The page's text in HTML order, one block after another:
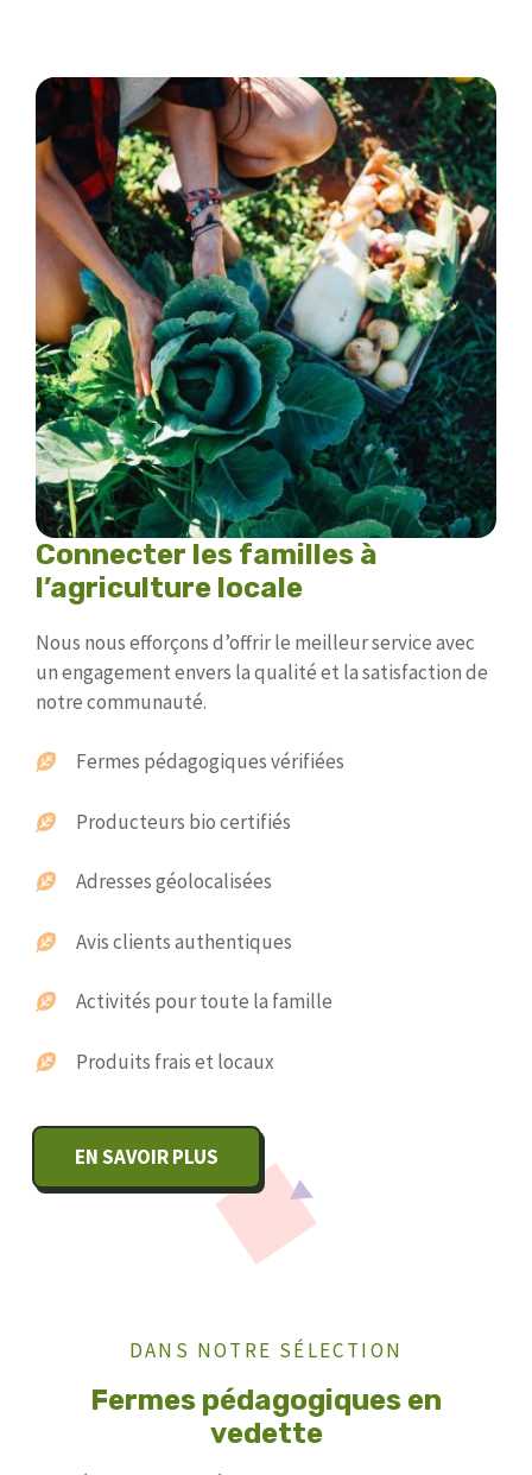
Connecter les familles à
l’agriculture locale
Nous nous efforçons d’offrir le meilleur service avec
un engagement envers la qualité et la satisfaction de
notre communauté.
Fermes pédagogiques vérifiées
Producteurs bio certifiés
Adresses géolocalisées
Avis clients authentiques
Activités pour toute la famille
Produits frais et locaux
EN SAVOIR PLUS
DANS NOTRE SÉLECTION
Fermes pédagogiques en
vedette